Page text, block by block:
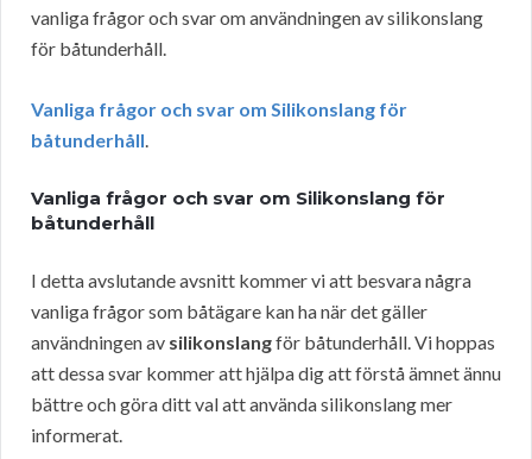
vanliga frågor och svar om användningen av silikonslang
för båtunderhåll.
Vanliga frågor och svar om Silikonslang för
båtunderhåll.
Vanliga frågor och svar om Silikonslang för
båtunderhåll
I detta avslutande avsnitt kommer vi att besvara några
vanliga frågor som båtägare kan ha när det gäller
användningen av silikonslangför båtunderhåll. Vi hoppas
att dessa svar kommer att hjälpa dig att förstå ämnet ännu
bättre och göra ditt val att använda silikonslang mer
informerat.